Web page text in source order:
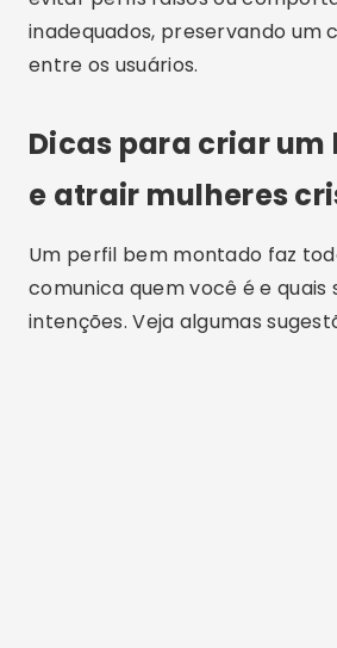
inadequados, preservando um
entre os usuários.
Dicas para criar um
e atrair mulheres
Um perfil bem montado faz
comunica quem você é e quais
intenções. Veja algumas